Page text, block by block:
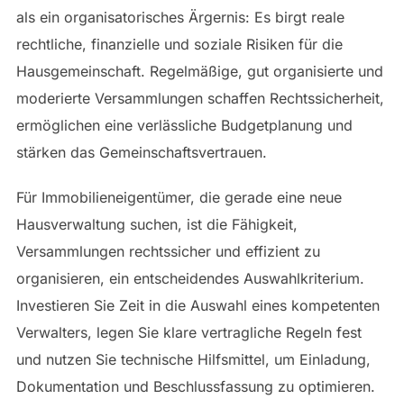
als ein organisatorisches Ärgernis: Es birgt reale
rechtliche, finanzielle und soziale Risiken für die
Hausgemeinschaft. Regelmäßige, gut organisierte und
moderierte Versammlungen schaffen Rechtssicherheit,
ermöglichen eine verlässliche Budgetplanung und
stärken das Gemeinschaftsvertrauen.
Für Immobilieneigentümer, die gerade eine neue
Hausverwaltung suchen, ist die Fähigkeit,
Versammlungen rechtssicher und effizient zu
organisieren, ein entscheidendes Auswahlkriterium.
Investieren Sie Zeit in die Auswahl eines kompetenten
Verwalters, legen Sie klare vertragliche Regeln fest
und nutzen Sie technische Hilfsmittel, um Einladung,
Dokumentation und Beschlussfassung zu optimieren.